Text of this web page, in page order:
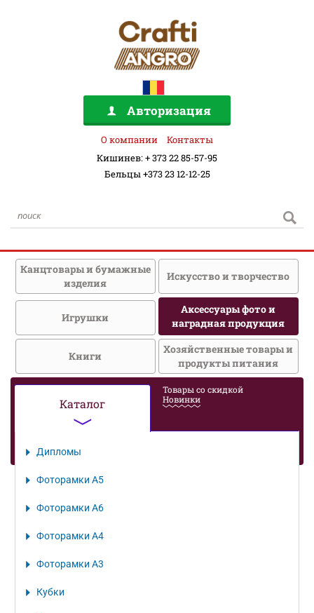
Авторизация
О компании
Контакты
Кишинев: + 373 22 85-57-95
Бельцы +373 23 12-12-25
Канцтовары и бумажные
изделия
Искусство и творчество
Игрушки
Аксессуары фото и
наградная продукция
Книги
Хозяйственные товары и
продукты питания
Каталог
Товары со скидкой
Новинки
Дипломы
Фоторамки A5
Фоторамки A6
Фоторамки А4
Фоторамки А3
Кубки